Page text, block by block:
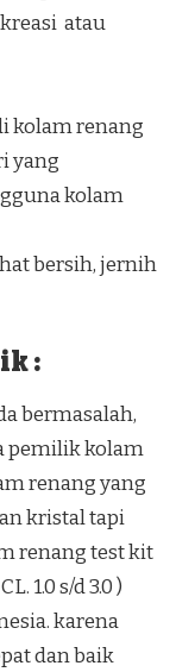
atau
kolam renang
yang
kolam
bersih, jernih
:
bermasalah,
pemilik kolam
renang yang
kristal tapi
renang test kit
1.0 s/d 3.0 )
karena
dan baik